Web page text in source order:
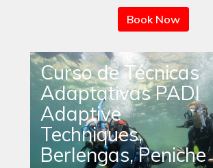
Book Now
Curso de Técnicas
Adaptativas PADI
Adaptive
Techniques,
Berlengas, Peniche